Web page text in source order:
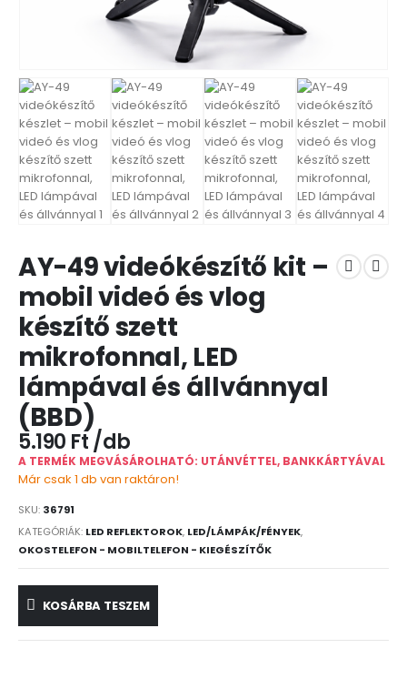
AY-49 videókészítő kit –
mobil videó és vlog
készítő szett
mikrofonnal, LED
lámpával és állvánnyal
(BBD)
5.190 Ft
A TERMÉK MEGVÁSÁROLHATÓ: UTÁNVÉTTEL, BANKKÁRTYÁVAL
Már csak 1 db van raktáron!
SKU: 36791
KATEGÓRIÁK: LED REFLEKTOROK, LED/LÁMPÁK/FÉNYEK,
OKOSTELEFON - MOBILTELEFON - KIEGÉSZÍTŐK
KOSÁRBA TESZEM